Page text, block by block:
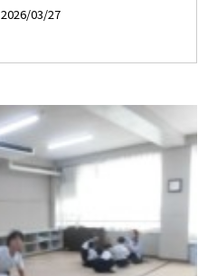
2026/03/27